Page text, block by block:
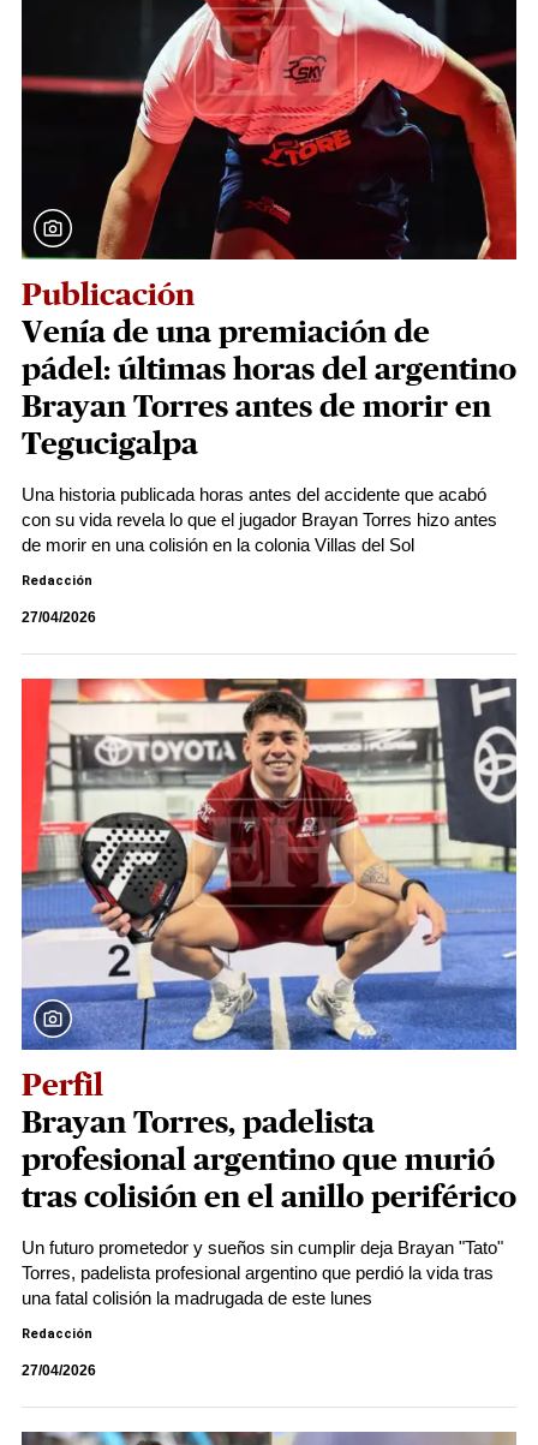
Publicación
Venía de una premiación de
pádel: últimas horas del argentino
Brayan Torres antes de morir en
Tegucigalpa
Una historia publicada horas antes del accidente que acabó
con su vida revela lo que el jugador Brayan Torres hizo antes
de morir en una colisión en la colonia Villas del Sol
Redacción
27/04/2026
Perfil
Brayan Torres, padelista
profesional argentino que murió
tras colisión en el anillo periférico
Un futuro prometedor y sueños sin cumplir deja Brayan "Tato"
Torres, padelista profesional argentino que perdió la vida tras
una fatal colisión la madrugada de este lunes
Redacción
27/04/2026